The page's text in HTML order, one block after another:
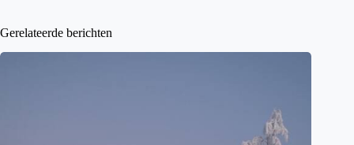
Gerelateerde berichten